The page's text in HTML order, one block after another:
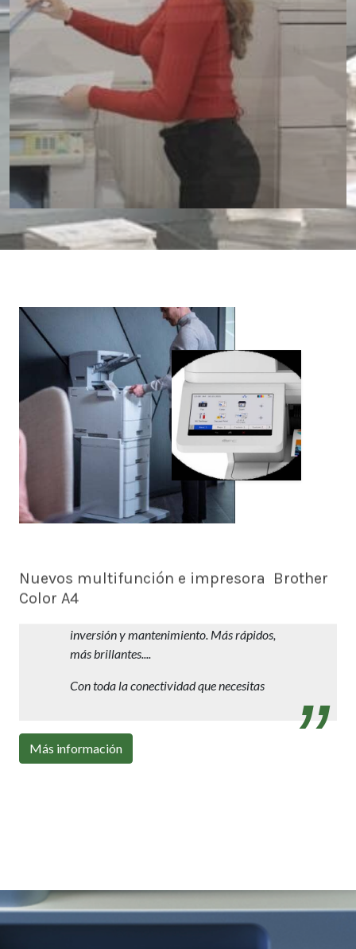
Nuevos multifunción e impresora Brother
Color A4
inversión y mantenimiento. Más rápidos,
Con toda la conectividad que necesitas